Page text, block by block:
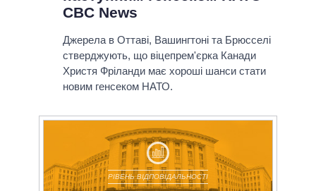
CBC News
Джерела в Оттаві, Вашингтоні та Брюсселі
стверджують, що віцепрем'єрка Канади
Христя Фріланди має хороші шанси стати
новим генсеком НАТО.
РІВЕНЬ ВІДПОВІДАЛЬНОСТІ